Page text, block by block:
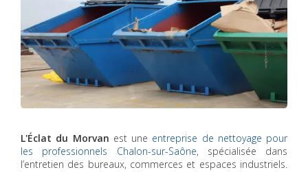
L'Éclat du Morvan est une entreprise de nettoyage pour
les professionnels Chalon-sur-Saône, spécialisée dans
l’entretien des bureaux, commerces et espaces industriels.